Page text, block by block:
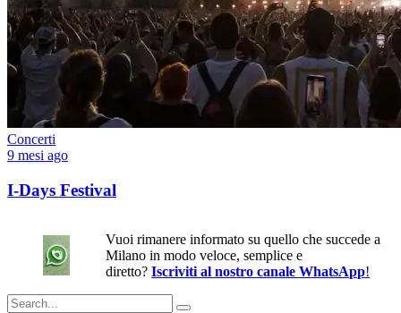
Concerti
9 mesi ago
I-Days Festival
Vuoi rimanere informato su quello che succede a
Milano in modo veloce, semplice e
diretto?Iscriviti al nostro canale WhatsApp!
Search